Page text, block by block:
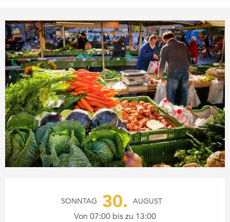
SONNTAG 30. AUGUST
Von 07:00 bis zu 13:00